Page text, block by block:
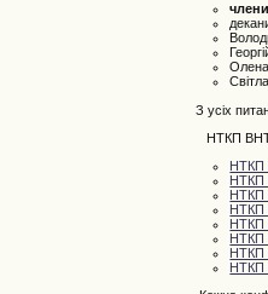
З усіх
НТКП ВНТУ
НТКП
НТКП
НТКП
НТКП
НТКП
НТКП
НТКП